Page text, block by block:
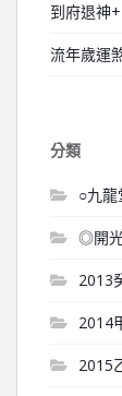
到府退神
流年歲運
分類
○九
◎開
2013
2014
2015